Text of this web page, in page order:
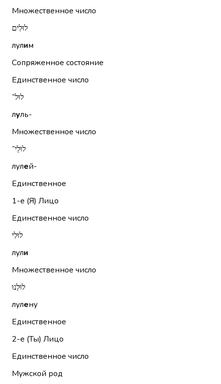
Множественное число
לוּלִים
лулим
Сопряженное состояние
Единственное число
לוּל־
луль-
Множественное число
לוּלֵי־
лулей-
Единственное
1-е (Я) Лицо
Единственное число
לוּלִי
лули
Множественное число
לוּלֵנוּ
лулену
Единственное
2-е (Ты) Лицо
Единственное число
Мужской род